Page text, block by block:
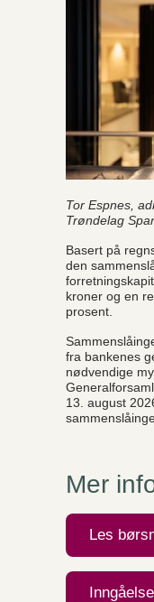
Tor Espnes,
Trøndelag
Basert på
den
kroner og en
prosent.
fra bankenes
nødvendige
13. august
Mer
Les